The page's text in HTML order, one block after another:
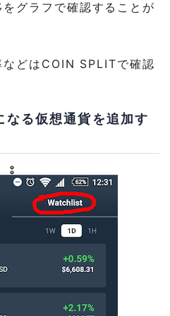
グラフで確認することが
どはCOIN SPLITで確認
なる仮想通貨を追加す